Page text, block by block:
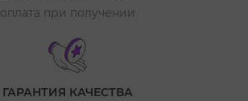
оплата при получении
ГАРАНТИЯ КАЧЕСТВА